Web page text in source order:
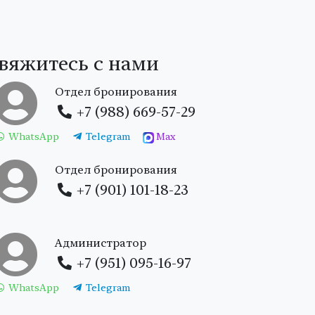
с нами
Отдел бронирования
+7 (988) 669-57-29
WhatsApp Telegram Max
Отдел бронирования
+7 (901) 101-18-23
Администратор
+7 (951) 095-16-97
WhatsApp Telegram